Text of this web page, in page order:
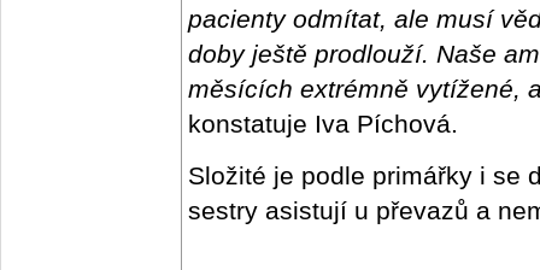
pacienty odmítat, ale musí
doby ještě prodlouží. Naše
měsících extrémně vytížené,
konstatuje Iva Píchová.
Složité je podle primářky i se
sestry asistují u převazů a